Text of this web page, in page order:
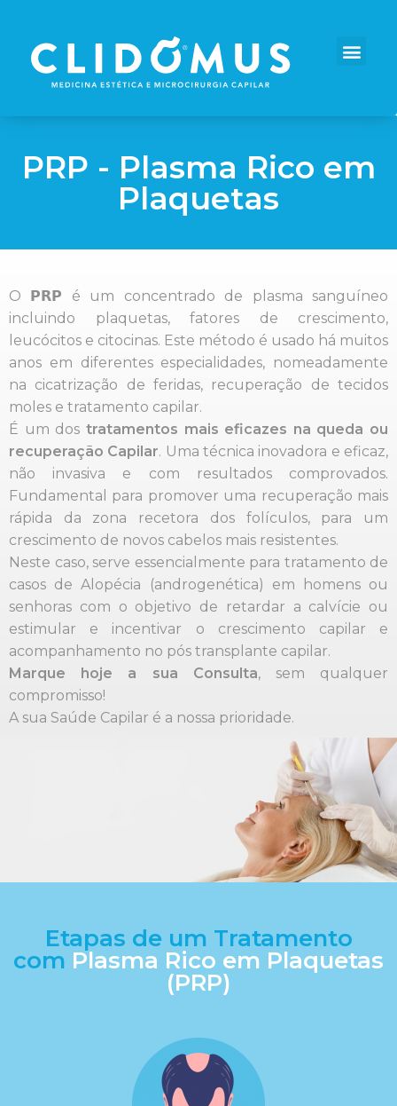
PRP - Plasma Rico em
Plaquetas
O 𝗣𝗥𝗣 é um concentrado de plasma sanguíneo
incluindo plaquetas, fatores de crescimento,
leucócitos e citocinas. Este método é usado há muitos
anos em diferentes especialidades, nomeadamente
na cicatrização de feridas, recuperação de tecidos
moles e tratamento capilar.
É um dos tratamentos mais eficazes na queda ou
recuperação Capilar. Uma técnica inovadora e eficaz,
não invasiva e com resultados comprovados.
Fundamental para promover uma recuperação mais
rápida da zona recetora dos folículos, para um
crescimento de novos cabelos mais resistentes.
Neste caso, serve essencialmente para tratamento de
casos de Alopécia (androgenética) em homens ou
senhoras com o objetivo de retardar a calvície ou
estimular e incentivar o crescimento capilar e
acompanhamento no pós transplante capilar.
Marque hoje a sua Consulta, sem qualquer
compromisso!
A sua Saúde Capilar é a nossa prioridade.
Etapas de um Tratamento
com Plasma Rico em Plaquetas
(PRP)